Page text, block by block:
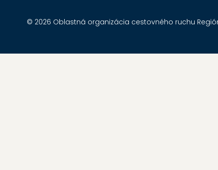
© 2026 Oblastná organizácia cestovného ruchu